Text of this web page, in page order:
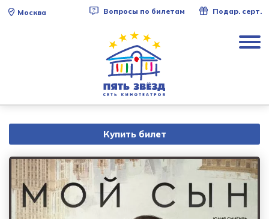
Москва Вопросы по билетам Подар. серт.
Купить билет